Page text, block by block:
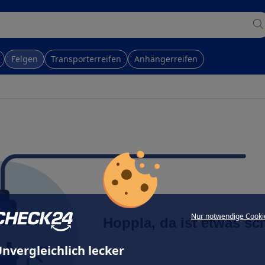
Nur notwendige
lecker
Felgen Transporterreifen Anhängerreifen
Hoppla, da ist etwas